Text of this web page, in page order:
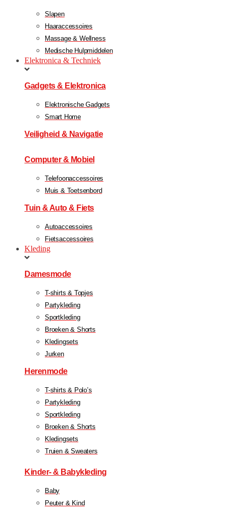
Slapen
Haaraccessoires
Massage & Wellness
Medische Hulpmiddelen
Elektronica & Techniek
Gadgets & Elektronica
Elektronische Gadgets
Smart Home
Veiligheid & Navigatie
Computer & Mobiel
Telefoonaccessoires
Muis & Toetsenbord
Tuin & Auto & Fiets
Autoaccessoires
Fietsaccessoires
Kleding
Damesmode
T-shirts & Topjes
Partykleding
Sportkleding
Broeken & Shorts
Kledingsets
Jurken
Herenmode
T-shirts & Polo’s
Partykleding
Sportkleding
Broeken & Shorts
Kledingsets
Truien & Sweaters
Kinder- & Babykleding
Baby
Peuter & Kind